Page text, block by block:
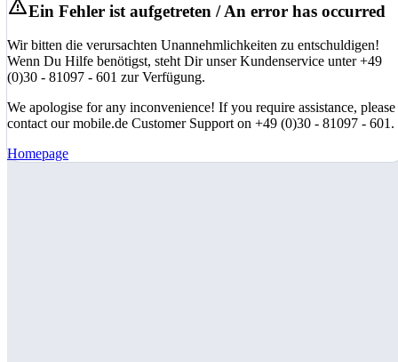
Ein Fehler ist aufgetreten / An error has occurred
Wir bitten die verursachten Unannehmlichkeiten zu entschuldigen!
Wenn Du Hilfe benötigst, steht Dir unser Kundenservice unter +49
(0)30 - 81097 - 601 zur Verfügung.
We apologise for any inconvenience! If you require assistance, please
contact our mobile.de Customer Support on +49 (0)30 - 81097 - 601.
Homepage